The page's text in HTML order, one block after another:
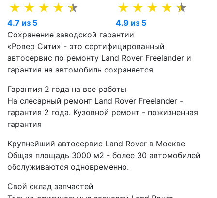
4.7 из 5
4.9 из 5
Сохранение заводской гарантии
«Ровер Сити» - это сертифицированный
автосервис по ремонту Land Rover Freelander и
гарантия на автомобиль сохраняется
Гарантия 2 года на все работы
На слесарный ремонт Land Rover Freelander -
гарантия 2 года. Кузовной ремонт - пожизненная
гарантия
Крупнейший автосервис Land Rover в Москве
Общая площадь 3000 м2 - более 30 автомобилей
обслуживаются одновременно.
Свой склад запчастей